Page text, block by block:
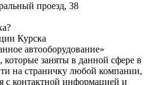
проезд, 38
Курска
автооборудование»
заняты в данной сфере в
на страничку любой компании,
с контактной информацией и